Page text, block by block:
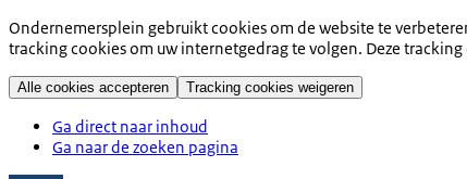
Ondernemersplein gebruikt cookies om de website te
tracking cookies om uw internetgedrag te volgen. Deze
Alle cookies accepteren Tracking cookies weigeren
Ga direct naar inhoud
Ga naar de zoeken pagina